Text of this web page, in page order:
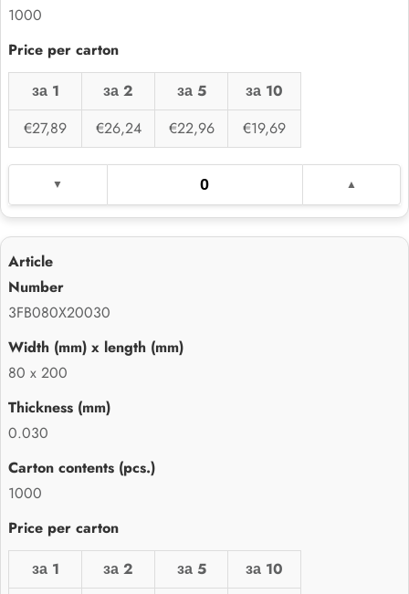
1000
за 1 за 2 за 5
за 10
€27,89
€26,24 €22,96 €19,69
3FB080X20030
80 x 200
0.030
1000
за 1 за 2 за 5
за 10